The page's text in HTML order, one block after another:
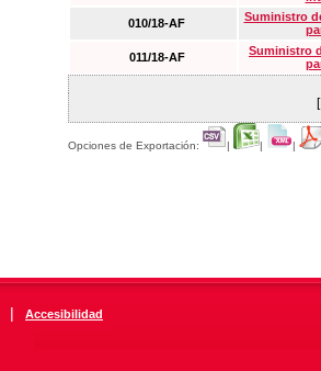
010/18-AF
Suministro
011/18-AF
Suministro
Opciones de Exportación: | | |
| Accesibilidad